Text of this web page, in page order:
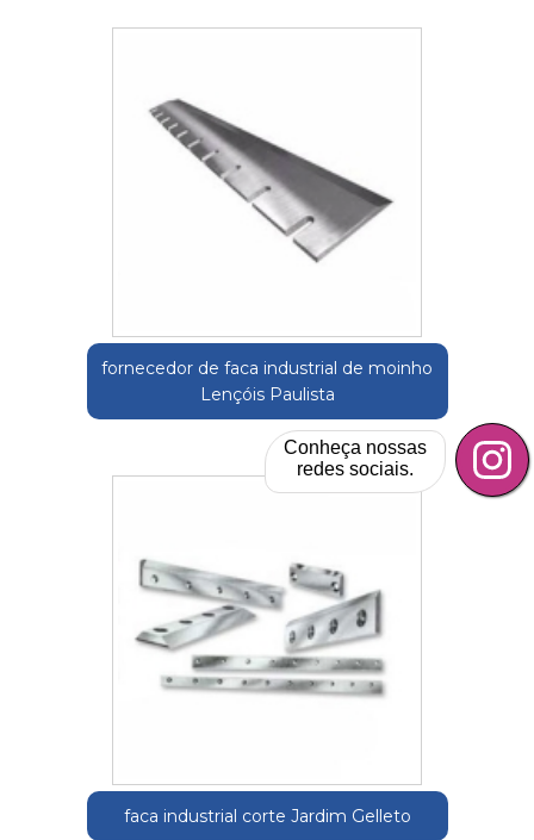
fornecedor de faca industrial de moinho
Lençóis Paulista
faca industrial corte Jardim Gelleto
Conheça nossas
redes sociais.